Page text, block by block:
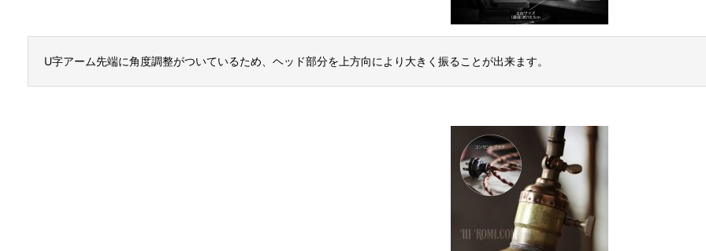
U字アーム先端に角度調整がついているため、ヘッド部分を上方向により大きく振ることが出来ます。